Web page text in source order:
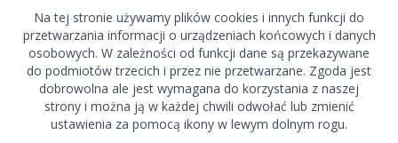
O firmie
Tworzymy miejsce, gdzie dzieci rozwijają swoje talenty i
bawią się radośnie, a rodzice czują się spokojnie.
Na tej stronie używamy plików cookies i innych funkcji do
przetwarzania informacji o urządzeniach końcowych i danych
osobowych. W zależności od funkcji dane są przekazywane
do podmiotów trzecich i przez nie przetwarzane. Zgoda jest
dobrowolna ale jest wymagana do korzystania z naszej
strony i można ją w każdej chwili odwołać lub zmienić
ustawienia za pomocą ikony w lewym dolnym rogu.